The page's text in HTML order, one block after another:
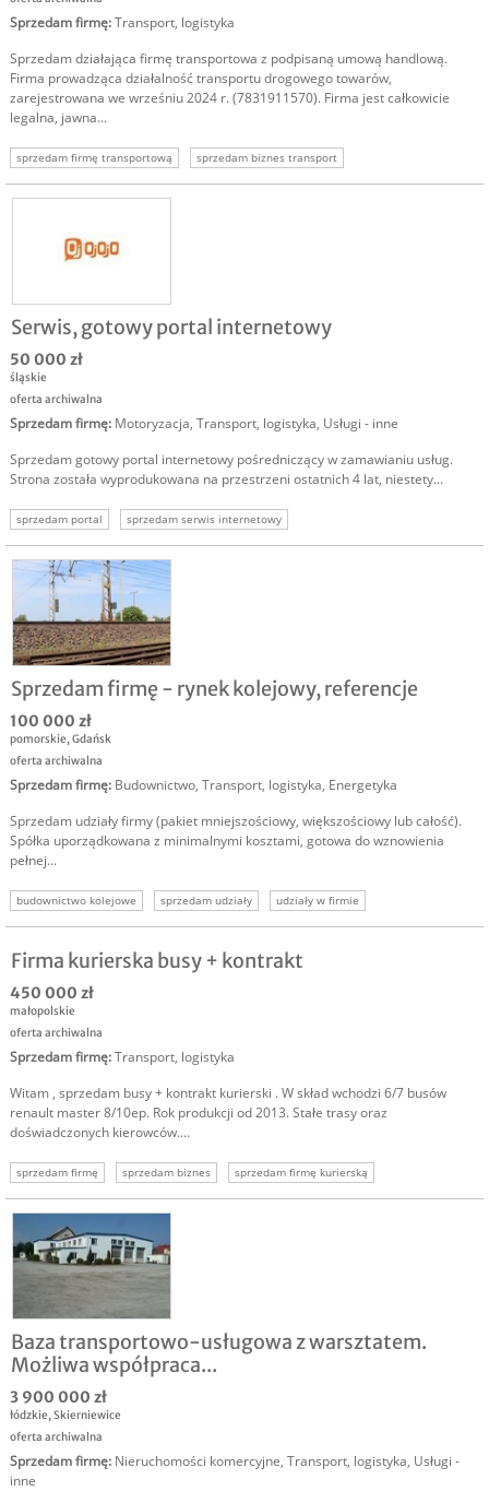
Sprzedam firmę:Transport, logistyka
Sprzedam działająca firmę transportowa z podpisaną umową handlową.
Firma prowadząca działalność transportu drogowego towarów,
zarejestrowana we wrześniu 2024 r. (7831911570). Firma jest całkowicie
legalna, jawna...
sprzedam firmę transportową sprzedam biznes transport
Serwis, gotowy portal internetowy
50 000 zł
śląskie
oferta archiwalna
Sprzedam firmę: Motoryzacja, Transport, logistyka, Usługi - inne
Sprzedam gotowy portal internetowy pośredniczący w zamawianiu usług.
Strona została wyprodukowana na przestrzeni ostatnich 4 lat, niestety...
sprzedam portal sprzedam serwis internetowy
Sprzedam firmę - rynek kolejowy, referencje
100 000 zł
pomorskie,Gdańsk
oferta archiwalna
Sprzedam firmę: Budownictwo, Transport, logistyka, Energetyka
Sprzedam udziały firmy (pakiet mniejszościowy, większościowy lub całość).
Spółka uporządkowana z minimalnymi kosztami, gotowa do wznowienia
pełnej...
budownictwo kolejowe sprzedam udziały
udziały w firmie
udziały w biznesie
energetyka kolejowa
sprzedam biznes energetyka
sprzedaż udziałów
Firma kurierska busy + kontrakt
450 000 zł
małopolskie
oferta archiwalna
Sprzedam firmę:Transport, logistyka
Witam , sprzedam busy + kontrakt kurierski . W skład wchodzi 6/7 busów
renault master 8/10ep. Rok produkcji od 2013. Stałe trasy oraz
doświadczonych kierowców....
sprzedam firmę sprzedam biznes sprzedam firmę kurierską
Baza transportowo-usługowa z warsztatem.
Możliwa współpraca...
3 900 000 zł
łódzkie,Skierniewice
oferta archiwalna
Sprzedam firmę: Nieruchomości komercyjne, Transport, logistyka, Usługi -
inne